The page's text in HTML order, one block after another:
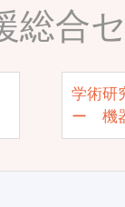
総合
学術研
ー 機